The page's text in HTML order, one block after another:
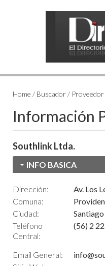
Home / Buscador /
Información
Southlink Ltda.
INFO BASICA
Dirección:
Av. Los
Comuna:
Ciudad:
Santiago
Teléfono
Central:
(56) 2
Email General: